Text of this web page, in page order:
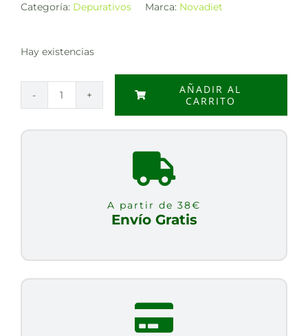
Categoría: Depurativos Marca: Novadiet
Hay existencias
SEBIL
AÑADIR AL
CARRITO
A partir de 38€
Envío Gratis